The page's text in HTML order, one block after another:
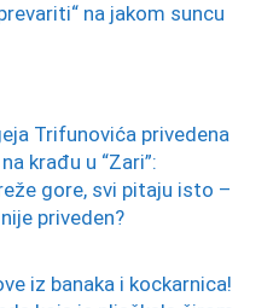
na jakom suncu
Trifunovića privedena
krađu u “Zari”:
gore, svi pitaju isto –
priveden?
iz banaka i kockarnica!